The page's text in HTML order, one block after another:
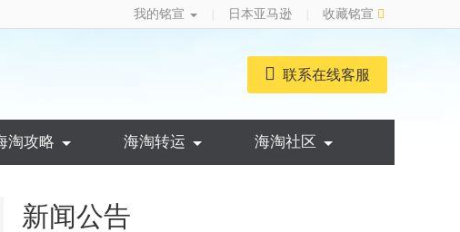
我的铭宣 日本亚马逊
收藏铭宣
联系在线客服
淘攻略 海淘转运 海淘社区
新闻公告